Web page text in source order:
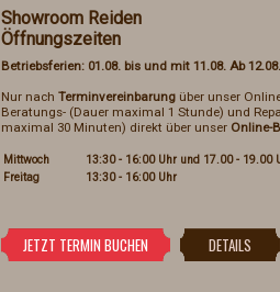
Showroom Reiden
Öffnungszeiten
Betriebsferien: 01.08. bis und mit 11.08. Ab
Nur nach Terminvereinbarung über unser
Beratungs- (Dauer maximal 1 Stunde) und
maximal 30 Minuten) direkt über unser Online-
Mittwoch
13:30 - 16:00 Uhr und 17.00 - 19.00
Freitag
13:30 - 16:00 Uhr